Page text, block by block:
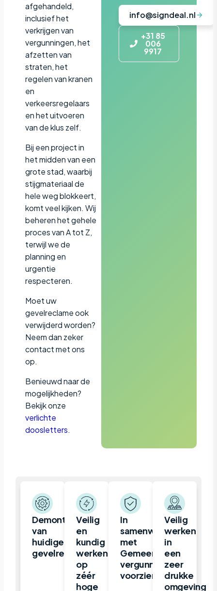
afgehandeld,
inclusief het
verkrijgen van
vergunningen, het
afzetten van
straten, het
regelen van kranen
en
verkeersregelaars
en het uitvoeren
van de klus zelf.
Bij een project in
het midden van een
grote stad, waarbij
stijgmateriaal de
hele weg blokkeert,
komt veel kijken. Wij
beheren het gehele
proces van A tot Z,
terwijl we de
planning en
urgentie
respecteren.
Moet uw
gevelreclame ook
verwijderd worden?
Neem dan zeker
contact met ons
op.
Benieuwd naar de
mogelijkheden?
Bekijk onze
verlichte
doosletters.
info@signdeal.nl
+31 85
006
9917
Demontage
van
huidige
gevelreclame
Veilig
en
kundig
werken
op
zéér
hoge
In
samenwerking
met
Gemeente
vergunning
voorzien
Veilig
werken
in
een
zeer
drukke
omgeving